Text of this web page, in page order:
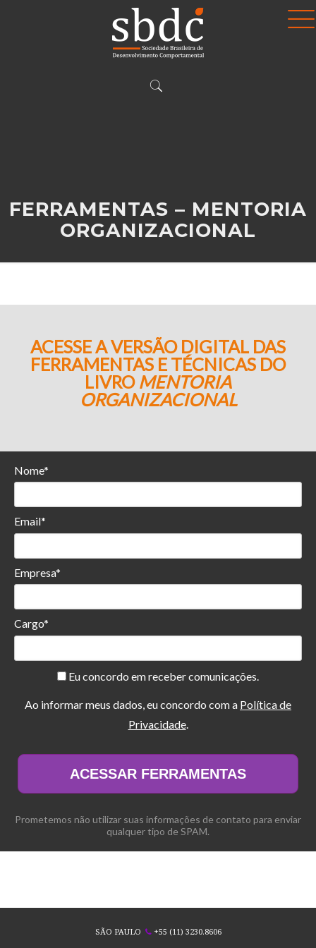
FERRAMENTAS – MENTORIA
ORGANIZACIONAL
ACESSE A VERSÃO DIGITAL DAS
FERRAMENTAS E TÉCNICAS DO
LIVRO MENTORIA
ORGANIZACIONAL
Nome*
Email*
Empresa*
Cargo*
Eu concordo em receber comunicações.
Ao informar meus dados, eu concordo com a Política de
Privacidade.
ACESSAR FERRAMENTAS
Prometemos não utilizar suas informações de contato para enviar
qualquer tipo de SPAM.
SÃO PAULO +55 (11) 3230.8606